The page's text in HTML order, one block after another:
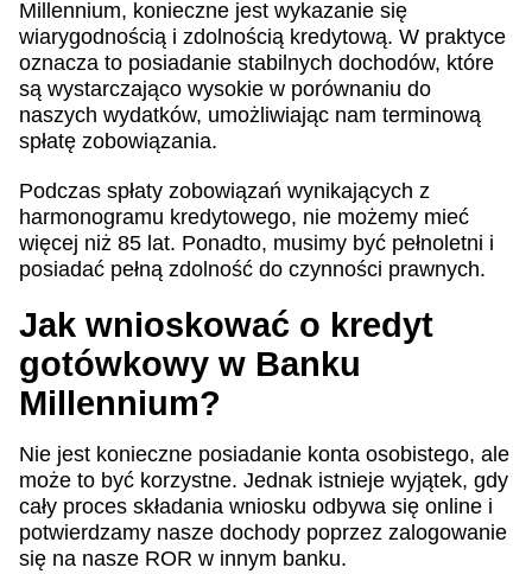
Millennium, konieczne jest wykazanie się
wiarygodnością i zdolnością kredytową. W praktyce
oznacza to posiadanie stabilnych dochodów, które
są wystarczająco wysokie w porównaniu do
naszych wydatków, umożliwiając nam terminową
spłatę zobowiązania.
Podczas spłaty zobowiązań wynikających z
harmonogramu kredytowego, nie możemy mieć
więcej niż 85 lat. Ponadto, musimy być pełnoletni i
posiadać pełną zdolność do czynności prawnych.
Jak wnioskować o kredyt
gotówkowy w Banku
Millennium?
Nie jest konieczne posiadanie konta osobistego, ale
może to być korzystne. Jednak istnieje wyjątek, gdy
cały proces składania wniosku odbywa się online i
potwierdzamy nasze dochody poprzez zalogowanie
się na nasze ROR w innym banku.